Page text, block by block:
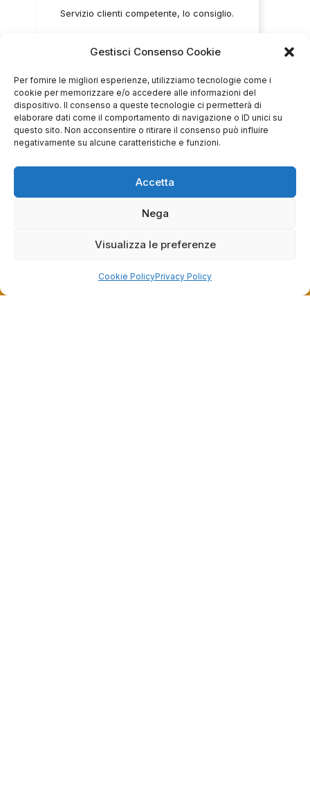
Gestisci Consenso Cookie
Per fornire le migliori esperienze, utilizziamo tecnologie come i
cookie per memorizzare e/o accedere alle informazioni del
dispositivo. Il consenso a queste tecnologie ci permetterà di
elaborare dati come il comportamento di navigazione o ID unici su
questo sito. Non acconsentire o ritirare il consenso può influire
negativamente su alcune caratteristiche e funzioni.
Accetta
Nega
Visualizza le preferenze
Cookie PolicyPrivacy Policy
Commento del venditore
Grazie per le tue belle parole! Siamo lieti che
l'acquisto sia andato liscio, e che possiamo
Servizio clienti competente, lo consiglio.
questa settimana